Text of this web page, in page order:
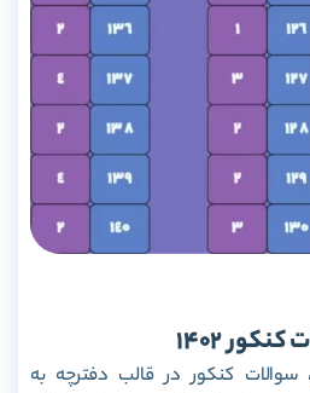
1402
سوالات کنکور در قالب دفترچه به